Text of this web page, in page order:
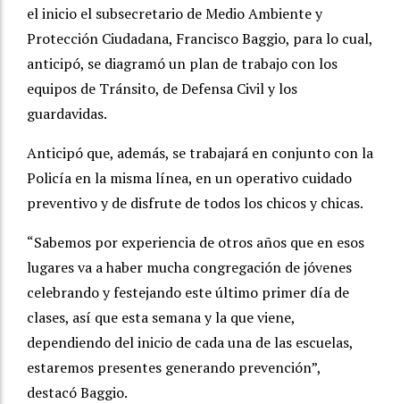
el inicio el subsecretario de Medio Ambiente y
Protección Ciudadana, Francisco Baggio, para lo cual,
anticipó, se diagramó un plan de trabajo con los
equipos de Tránsito, de Defensa Civil y los
guardavidas.
Anticipó que, además, se trabajará en conjunto con la
Policía en la misma línea, en un operativo cuidado
preventivo y de disfrute de todos los chicos y chicas.
“Sabemos por experiencia de otros años que en esos
lugares va a haber mucha congregación de jóvenes
celebrando y festejando este último primer día de
clases, así que esta semana y la que viene,
dependiendo del inicio de cada una de las escuelas,
estaremos presentes generando prevención”,
destacó Baggio.